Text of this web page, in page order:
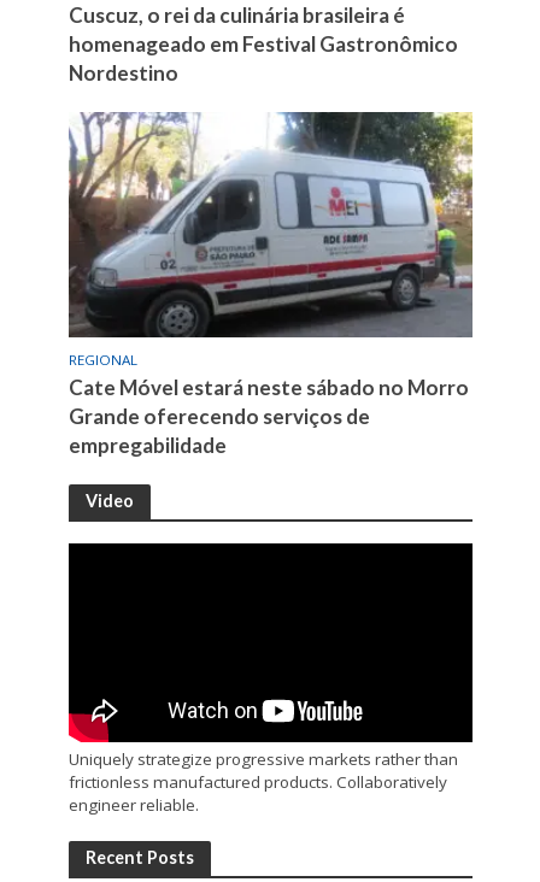
Cuscuz, o rei da culinária brasileira é
homenageado em Festival Gastronômico
Nordestino
REGIONAL
Cate Móvel estará neste sábado no Morro
Grande oferecendo serviços de
empregabilidade
Video
Uniquely strategize progressive markets rather than
frictionless manufactured products. Collaboratively
engineer reliable.
Recent Posts